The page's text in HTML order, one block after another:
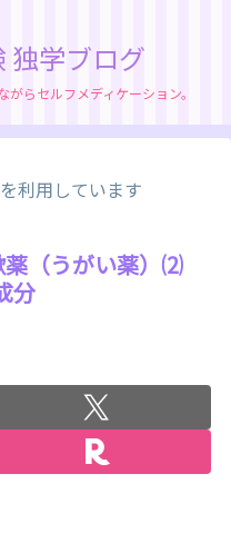
独学ブログ
らセルフメディケーション。
利用しています
薬（うがい薬）⑵
分